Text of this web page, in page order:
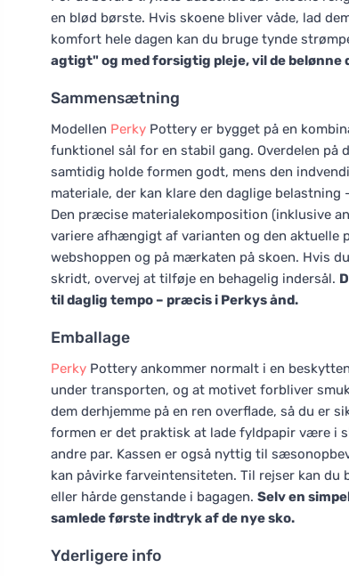
en blød børste. Hvis skoene bliver våde, lad
komfort hele dagen kan du bruge tynde
agtigt" og med forsigtig pleje, vil de
Sammensætning
Modellen Perky Pottery er bygget på en
funktionel sål for en stabil gang. Overdelen
samtidig holde formen godt, mens den
materiale, der kan klare den daglige
Den præcise materialekomposition (inklusive
variere afhængigt af varianten og den
webshoppen og på mærkaten på skoen. Hvis
skridt, overvej at tilføje en behagelig indersål.
til daglig tempo – præcis i Perkys ånd.
Emballage
Perky Pottery ankommer normalt i en
under transporten, og at motivet forbliver
dem derhjemme på en ren overflade, så du er
formen er det praktisk at lade fyldpapir være i
andre par. Kassen er også nyttig til
kan påvirke farveintensiteten. Til rejser kan
eller hårde genstande i bagagen. Selv en
samlede første indtryk af de nye sko.
Yderligere info